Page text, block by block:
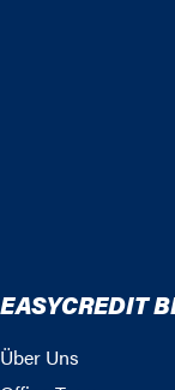
EASYCREDIT
Über Uns